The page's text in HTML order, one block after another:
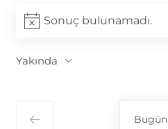
Notice
Sonuç bulunamadı.
Yakında
Bugün